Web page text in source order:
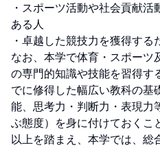
・スポーツ活動や社会貢献
ある人
・卓越した競技力を獲得す
なお、本学で体育・スポーツ
の専門的知識や技能を習得す
でに修得した幅広い教科の基
能、思考力・判断力・表現力
ぶ態度）を身に付けておくこ
以上を踏まえ、本学では、総